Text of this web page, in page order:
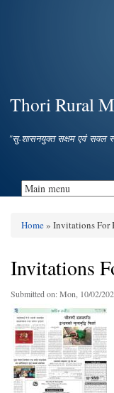
Thori Rural
"सु-शासनयुक्त सक्षम एवं सवल
Home» Invitations For
Invitations
Submitted on:Mon, 10/02/